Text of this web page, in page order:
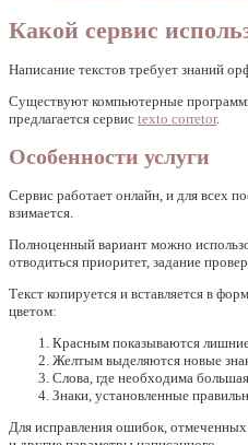
Какой сервис
Написание текстов требует знаний
Существуют компьютерные
предлагается сервис texto corretor.
Особенности услуги
Сервис работает онлайн, и для всех
взимается.
Полноценный вариант можно
отводиться приоритет, задание
Текст копируется и вставляется в
цветом:
Красным показываются лишние
Желтым выделяются новые
Слова, где необходима
Знаки, установленные
Для исправления ошибок,